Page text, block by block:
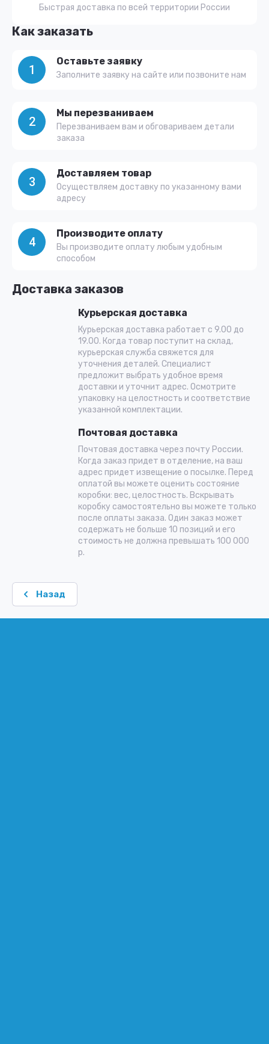
Быстрая доставка по всей территории России
Как заказать
1
Оставьте заявку
Заполните заявку на сайте или позвоните нам
2
Мы перезваниваем
Перезваниваем вам и обговариваем детали
заказа
3
Доставляем товар
Осуществляем доставку по указанному вами
адресу
4
Производите оплату
Вы производите оплату любым удобным
способом
Доставка заказов
Курьерская доставка
Курьерская доставка работает с 9.00 до
19.00. Когда товар поступит на склад,
курьерская служба свяжется для
уточнения деталей. Специалист
предложит выбрать удобное время
доставки и уточнит адрес. Осмотрите
упаковку на целостность и соответствие
указанной комплектации.
Почтовая доставка
Почтовая доставка через почту России.
Когда заказ придет в отделение, на ваш
адрес придет извещение о посылке. Перед
оплатой вы можете оценить состояние
коробки: вес, целостность. Вскрывать
коробку самостоятельно вы можете только
после оплаты заказа. Один заказ может
содержать не больше 10 позиций и его
стоимость не должна превышать 100 000
р.
Назад